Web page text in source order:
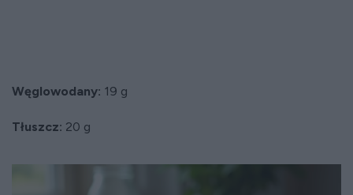
Węglowodany: 19 g
Tłuszcz: 20 g